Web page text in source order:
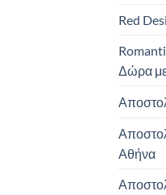
Red
Δώρα
Αθήνα